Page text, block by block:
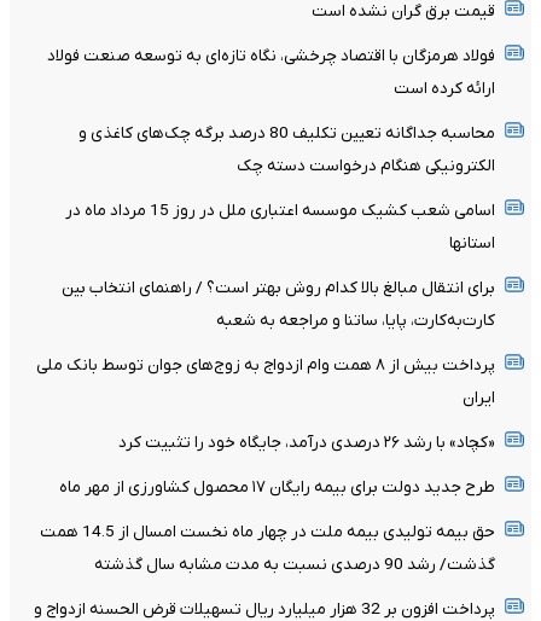
قیمت برق گران نشده است
فولاد هرمزگان با اقتصاد چرخشی، نگاه تازه‌ای به توسعه صنعت فولاد
ارائه کرده است
محاسبه جداگانه تعیین تکلیف 80 درصد برگه چک‌های کاغذی و
الکترونیکی هنگام درخواست دسته چک
اسامی شعب کشیک موسسه اعتباری ملل در روز 15 مرداد ماه در
استانها
برای انتقال مبالغ بالا کدام روش بهتر است؟ / راهنمای انتخاب بین
کارت‌به‌کارت، پایا، ساتنا و مراجعه به شعبه
پرداخت بیش از ۸ همت وام ازدواج به زوج‌های جوان توسط بانک ملی
ایران
«کچاد» با رشد ۲۶ درصدی درآمد، جایگاه خود را تثبیت کرد
طرح جدید دولت برای بیمه رایگان ۱۷ محصول کشاورزی از مهر ماه
حق بیمه تولیدی بیمه ملت در چهار ماه نخست امسال از 14.5 همت
گذشت/ رشد 90 درصدی نسبت به مدت مشابه سال گذشته
پرداخت افزون بر 32 هزار میلیارد ریال تسهیلات قرض الحسنه ازدواج و